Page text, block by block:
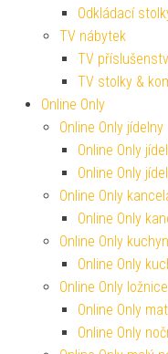
Odkládací
TV nábytek
TV
TV stolky &
Online Only
Online Only jídelny
Online Only
Online Only
Online Only
Online Only
Online Only
Online Only
Online Only ložnice
Online Only
Online Only